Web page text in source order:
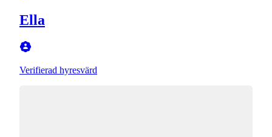
Ella
Verifierad hyresvärd